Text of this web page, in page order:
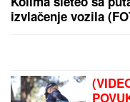
ČAS:Otkazani
naređena hitna